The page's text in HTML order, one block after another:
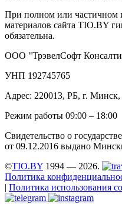
При полном или частичном
материалов сайта TIO.BY
обязательна.
ООО "ТрэвелСофт
УНП 192745765
Адрес: 220013, РБ, г.
Режим работы 09:00 – 18:00
Свидетельство о
от 09.12.2016 выдано
©TIO.BY 1994 — 2026.
Политика
| Политика использования